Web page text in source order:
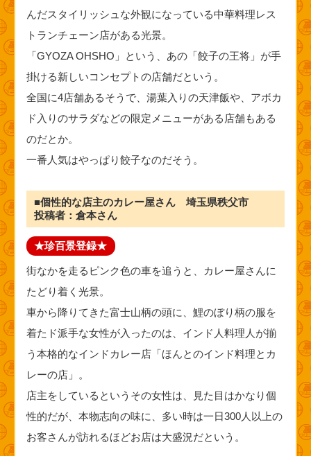
んだスタイリッシュな外観になっている中華料理レス
トランチェーン店がある光景。
「GYOZA OHSHO」という、あの「餃子の王将」が手
掛ける新しいコンセプトの店舗だという。
全国に4店舗あるそうで、湯葉入りの天津飯や、アボカ
ド入りのサラダなどの限定メニューがある店舗もある
のだとか。
一番人気はやっぱり餃子なのだそう。
■個性的な店主のカレー屋さん 埼玉県秩父市
投稿者：倉本さん
★珍百景登録★
街なかを走るピンク色の車を追うと、カレー屋さんに
たどり着く光景。
車から降りてきた富士山柄の頭に、鯉のぼり柄の服を
着たド派手な女性が入ったのは、インド人料理人が揃
う本格的なインドカレー店「ほんとのインド料理とカ
レーの店」。
店主をしているというその女性は、見た目はかなり個
性的だが、本物志向の味に、多い時は一日300人以上の
お客さんが訪れるほどお店は大盛況だという。